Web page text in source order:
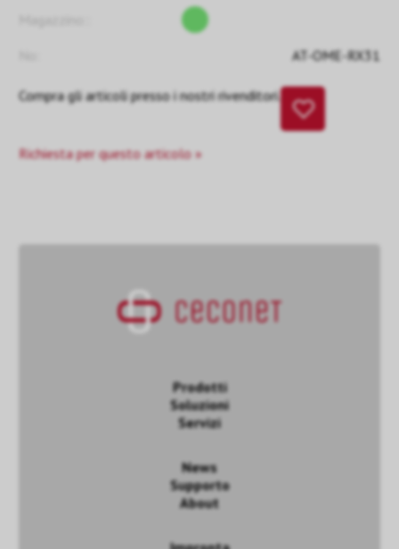
AT-OME-RX31
Compra gli articoli presso i nostri rivenditori.
Richiesta per questo articolo »
Prodotti
Soluzioni
Servizi
News
Supporto
About